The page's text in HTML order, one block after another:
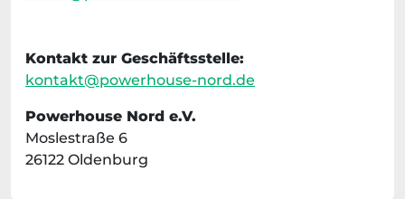
Kontakt zur Geschäftsstelle:
kontakt@powerhouse-nord.de
Powerhouse Nord e.V.
Moslestraße 6
26122 Oldenburg